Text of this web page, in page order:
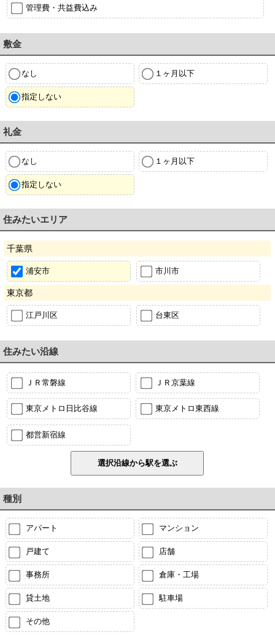
管理費・共益費込み
敷金
なし １ヶ月以下
指定しない
礼金
なし １ヶ月以下
指定しない
住みたいエリア
千葉県
浦安市 市川市
東京都
江戸川区 台東区
住みたい沿線
ＪＲ常磐線 ＪＲ京葉線
東京メトロ日比谷線 東京メトロ東西線
都営新宿線
種別
アパート マンション
戸建て 店舗
事務所 倉庫・工場
貸土地 駐車場
その他